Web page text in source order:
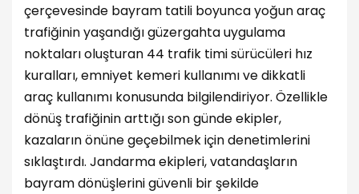
çerçevesinde bayram tatili boyunca yoğun araç
trafiğinin yaşandığı güzergahta uygulama
noktaları oluşturan 44 trafik timi sürücüleri hız
kuralları, emniyet kemeri kullanımı ve dikkatli
araç kullanımı konusunda bilgilendiriyor. Özellikle
dönüş trafiğinin arttığı son günde ekipler,
kazaların önüne geçebilmek için denetimlerini
sıklaştırdı. Jandarma ekipleri, vatandaşların
bayram dönüşlerini güvenli bir şekilde